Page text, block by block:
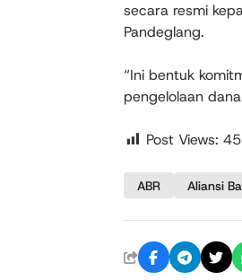
secara resmi
Pandeglang.
“Ini bentuk
pengelolaan
Post Views:
ABR Aliansi